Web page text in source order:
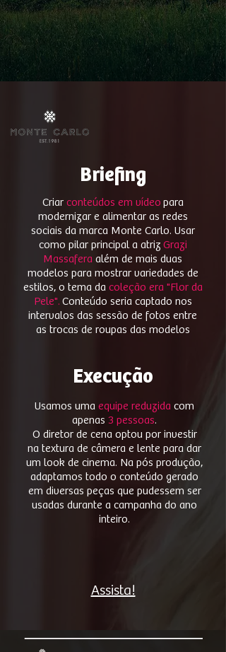
Briefing
Criar conteúdos em vídeo para
modernizar e alimentar as redes
sociais da marca Monte Carlo. Usar
como pilar principal a atriz Grazi
Massafera além de mais duas
modelos para mostrar variedades de
estilos, o tema da coleção era "Flor da
Pele". Conteúdo seria captado nos
intervalos das sessão de fotos entre
as trocas de roupas das modelos
Execução
Usamos uma equipe reduzida com
apenas 3 pessoas.
O diretor de cena optou por investir
na textura de câmera e lente para dar
um look de cinema. Na pós produção,
adaptamos todo o conteúdo gerado
em diversas peças que pudessem ser
usadas durante a campanha do ano
inteiro.
Assista!